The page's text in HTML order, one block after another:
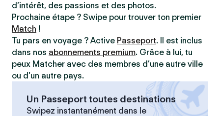
d’intérêt, des passions et des photos.
Prochaine étape ? Swipe pour trouver ton premier
Match !
Tu pars en voyage ? Active Passeport. Il est inclus
dans nos abonnements premium. Grâce à lui, tu
peux Matcher avec des membres d’une autre ville
ou d’un autre pays.
Un Passeport toutes destinations
Swipez instantanément dans le